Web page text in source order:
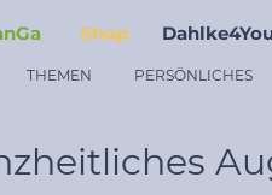
Shop
THEMEN PERSÖNLICHES